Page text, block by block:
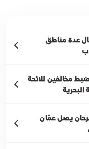
عدة مناطق
مخالفين للائحة
البحرية
يصل عمّان